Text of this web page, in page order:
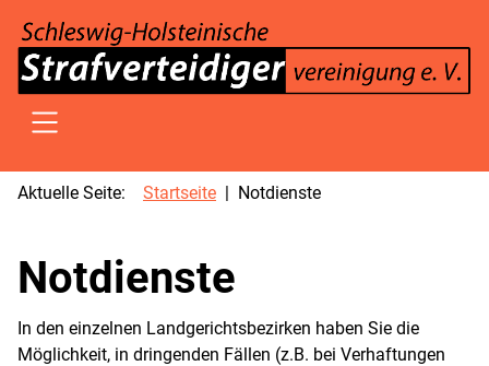
SKIP TO MAIN CONTENT
Aktuelle Seite: Startseite Notdienste
Notdienste
In den einzelnen Landgerichtsbezirken haben Sie die
Möglichkeit, in dringenden Fällen (z.B. bei Verhaftungen